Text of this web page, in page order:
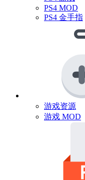
PS4 MOD
PS4 金手指
游戏资源
游戏 MOD